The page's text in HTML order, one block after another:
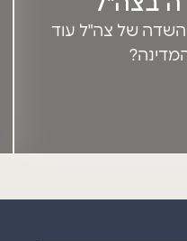
השדה של צה"ל עוד
הסיור, הניווט, "תיקי
האוויר ואמצעי ההאזנה
ויוזמה, שהניחו את היסודות
של צה"ל.